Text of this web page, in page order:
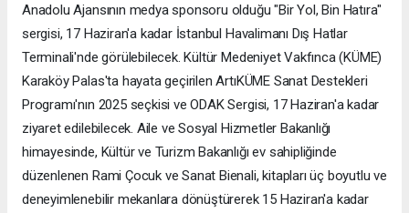
Anadolu Ajansının medya sponsoru olduğu "Bir Yol, Bin Hatıra"
sergisi, 17 Haziran'a kadar İstanbul Havalimanı Dış Hatlar
Terminali'nde görülebilecek. Kültür Medeniyet Vakfınca (KÜME)
Karaköy Palas'ta hayata geçirilen ArtıKÜME Sanat Destekleri
Programı'nın 2025 seçkisi ve ODAK Sergisi, 17 Haziran'a kadar
ziyaret edilebilecek. Aile ve Sosyal Hizmetler Bakanlığı
himayesinde, Kültür ve Turizm Bakanlığı ev sahipliğinde
düzenlenen Rami Çocuk ve Sanat Bienali, kitapları üç boyutlu ve
deneyimlenebilir mekanlara dönüştürerek 15 Haziran'a kadar